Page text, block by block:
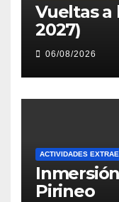
Vueltas a
2027)
06/08/2026
ACTIVIDADES
Pirineo